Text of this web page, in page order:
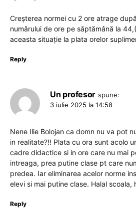
Creșterea normei cu 2 ore atrage
numărului de ore pe săptămână la
aceasta situație la plata orelor
Reply
Un profesor spune:
3 iulie 2025 la 14:58
Nene Ilie Bolojan ca domn nu va pot
in realitate?!! Plata cu ora sunt acolo
cadre didactice si in ore care nu mai
intreaga, prea putine clase pt care
predea. Iar eliminarea acelor norme
elevi si mai putine clase. Halal scoala,
Reply